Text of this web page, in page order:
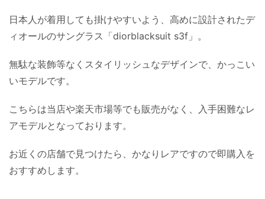
日本人が着用しても掛けやすいよう、高めに設計されたデ
ィオールのサングラス「diorblacksuit s3f」。
無駄な装飾等なくスタイリッシュなデザインで、かっこい
いモデルです。
こちらは当店や楽天市場等でも販売がなく、入手困難なレ
アモデルとなっております。
お近くの店舗で見つけたら、かなりレアですので即購入を
おすすめします。